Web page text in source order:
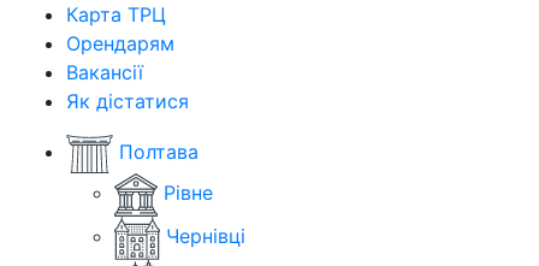
Карта ТРЦ
Орендарям
Вакансії
Як дістатися
Полтава
Рівне
Чернівці